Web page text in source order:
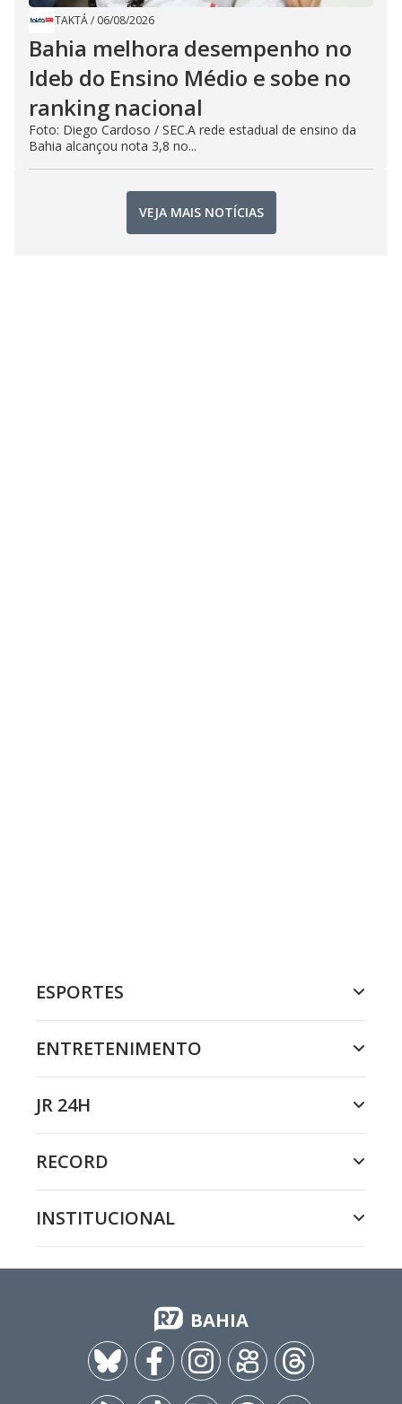
TAKTÁ/ 06/08/2026
Bahia melhora desempenho no
Ideb do Ensino Médio e sobe no
ranking nacional
Foto: Diego Cardoso / SEC.A rede estadual de ensino da
Bahia alcançou nota 3,8 no...
VEJA MAIS NOTÍCIAS
ESPORTES
ENTRETENIMENTO
JR 24H
RECORD
INSTITUCIONAL
BAHIA